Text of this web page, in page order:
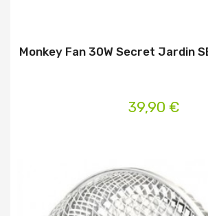
Monkey Fan 30W Secret Jardin
39,90 €